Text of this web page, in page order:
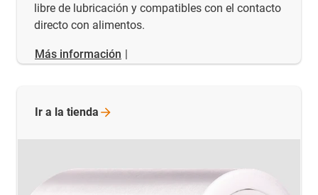
libre de lubricación y compatibles con el contacto
directo con alimentos.
Más información |
Ir a la tienda